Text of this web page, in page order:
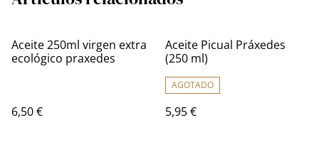
Aceite 250ml virgen extra
ecológico praxedes
6,50 €
Aceite Picual Práxedes
(250 ml)
AGOTADO
5,95 €